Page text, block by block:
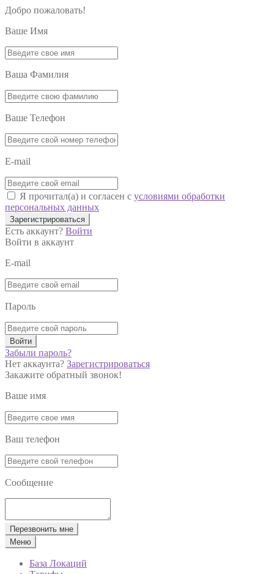
Добро пожаловать!
Ваше Имя
Ваша Фамилия
Ваше Телефон
E-mail
Я прочитал(а) и согласен с условиями обработки
персональных данных
Зарегистрироваться
Есть аккаунт? Войти
Войти в аккаунт
E-mail
Пароль
Войти
Забыли пароль?
Нет аккаунта? Зарегистрироваться
Закажите обратный звонок!
Ваше имя
Ваш телефон
Сообщение
Перезвонить мне
Меню
База Локаций